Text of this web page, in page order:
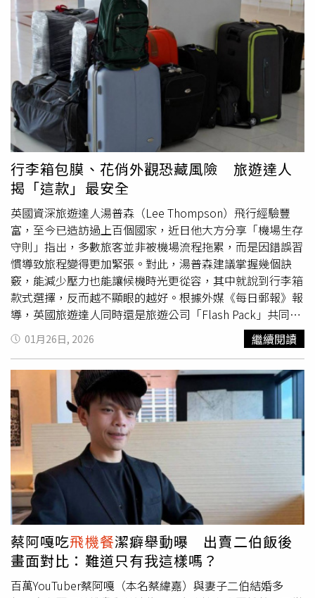
飛機餐，並非只有一根青菜。劉女進一步說明，自己當天是
前往香港旅遊，一登機就開始拍影片。由於該飛機餐的餐盒
掀開面積較大，餐點採雙頭擺放，與她過往遇到的形式不
同，才一度誤判內容已「見底」。直到看到其他乘客正常用
餐，她才意識到自己理解錯誤，因事後認為影片效果頗為有
趣，因此沒有刪除。隨後，劉女又發布另一段影片，畫面中
顯示航餐擺放完整、菜色正常，她本人也在留言區主動澄清
事實，為先前影片造成的誤解致歉。原影片細節顯示，該航
班餐食來自浙江長龍航空。對此，長龍航空客服回應，公關
部門已關注此事並進行核實。一般而言，機上餐食會採葷素
分開、雙端擺放方式，實際菜單依當日配置為準。當事人朋
友的 飛機餐，看起來十分正常。（圖／翻攝自微博）
行李箱包膜、花俏外觀恐藏風險 旅遊達人
揭「這款」最安全
英國資深旅遊達人湯普森（Lee Thompson）飛行經驗豐
富，至今已造訪過上百個國家，近日他大方分享「機場生存
守則」指出，多數旅客並非被機場流程拖累，而是因錯誤習
慣導致旅程變得更加緊張。對此，湯普森建議掌握幾個訣
竅，能減少壓力也能讓候機時光更從容，其中就說到行李箱
款式選擇，反而越不顯眼的越好。根據外媒《每日郵報》報
導，英國旅遊達人同時還是旅遊公司「Flash Pack」共同創
辦人的湯普森，最近歸納多項出國搭機心得訣竅。首先湯普
森表示，許多人以為提早2個小時抵達機場最剛好，實際上
卻可能撞上安檢與報到尖峰時段，反而容易手忙腳亂；因此
他建議至少提前3個小時抵達，不僅能避開人潮，還能有餘
裕用餐、購物，讓身心重新調整。在安檢流程上，湯普森提
醒，真正的準備應該在排隊時就完成，而非站到輸送帶前才
翻找物品；湯普森建議旅客事先取出液體、皮帶並清空口
袋，可暫時放進外套或背包，節省時間。此外，選擇隊伍也
有訣竅，通常配置新型掃描設備的通道較快，而以單人旅客
為主的隊伍，流動速度也比家庭旅客快。對於行李安全方
面，湯普森不建議對行李箱過度「防護」，包括纏保鮮膜、
加掛鎖頭或使用過於醒目的款式，這些都容易讓行李箱更引
人注意，恐暗藏遭竊的風險。湯普森直言，最安全的行李應
該低調不起眼，過於花俏反而像在昭告天下這個行李箱很值
錢。至於家長帶孩子搭機，湯普森提醒飲食務必清淡且熟
悉，避免大量糖分在高空與亂流影響下造成不適；他回憶過
01月26日, 2026 繼續閱讀
蔡阿嘎吃飛機餐潔癖舉動曝 出賣二伯飯後
畫面對比：難道只有我這樣嗎？
百萬YouTuber蔡阿嘎（本名蔡緯嘉）與妻子二伯結婚多